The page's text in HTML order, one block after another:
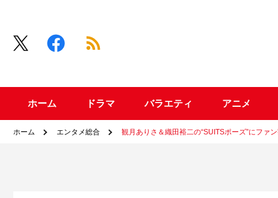
ホーム ドラマ バラエティ アニメ
ホーム エンタメ総合 観月ありさ＆織田裕二の“SUITSポーズ”にファ